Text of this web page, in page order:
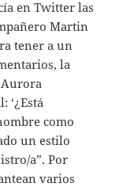
en Twitter las
Martin
tener a un
la
Aurora
‘¿Está
como
un estilo
a”. Por
varios